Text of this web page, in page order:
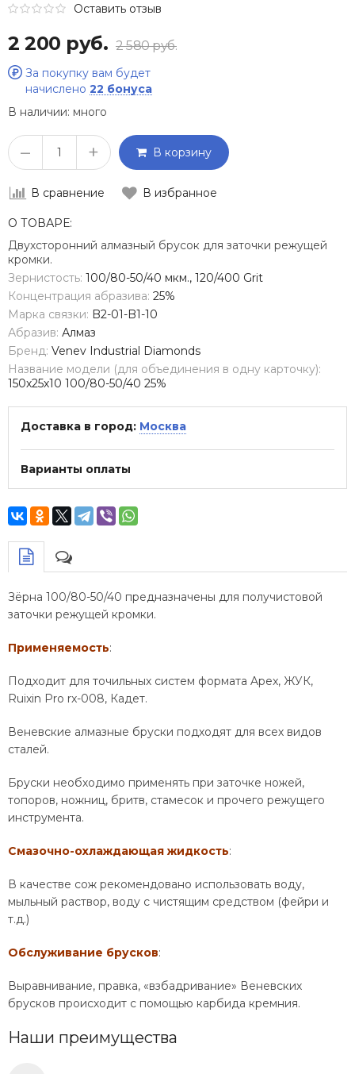
Оставить отзыв
2 200 руб. 2 580 руб.
За покупку вам будет
начислено 22 бонуса
В наличии: много
– + В корзину
В сравнение В избранное
О ТОВАРЕ:
Двухсторонний алмазный брусок для заточки режущей
кромки.
Зернистость: 100/80-50/40 мкм., 120/400 Grit
Концентрация абразива: 25%
Марка связки: B2-01-B1-10
Абразив: Алмаз
Бренд: Venev Industrial Diamonds
Название модели (для объединения в одну карточку):
150х25х10 100/80-50/40 25%
Доставка в город: Москва
Варианты оплаты
Зёрна 100/80-50/40 предназначены для получистовой
заточки режущей кромки.
Применяемость:
Подходит для точильных систем формата Apex, ЖУК,
Ruixin Pro rx-008, Кадет.
Веневские алмазные бруски подходят для всех видов
сталей.
Бруски необходимо применять при заточке ножей,
топоров, ножниц, бритв, стамесок и прочего режущего
инструмента.
Смазочно-охлаждающая жидкость:
В качестве сож рекомендовано использовать воду,
мыльный раствор, воду с чистящим средством (фейри и
т.д.)
Обслуживание брусков:
Выравнивание, правка, «взбадривание» Веневских
брусков происходит с помощью карбида кремния.
Наши преимущества